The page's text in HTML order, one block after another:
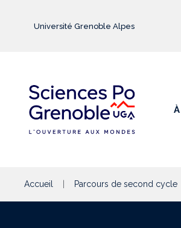
Université Grenoble Alpes
Accueil Parcours de second cycle